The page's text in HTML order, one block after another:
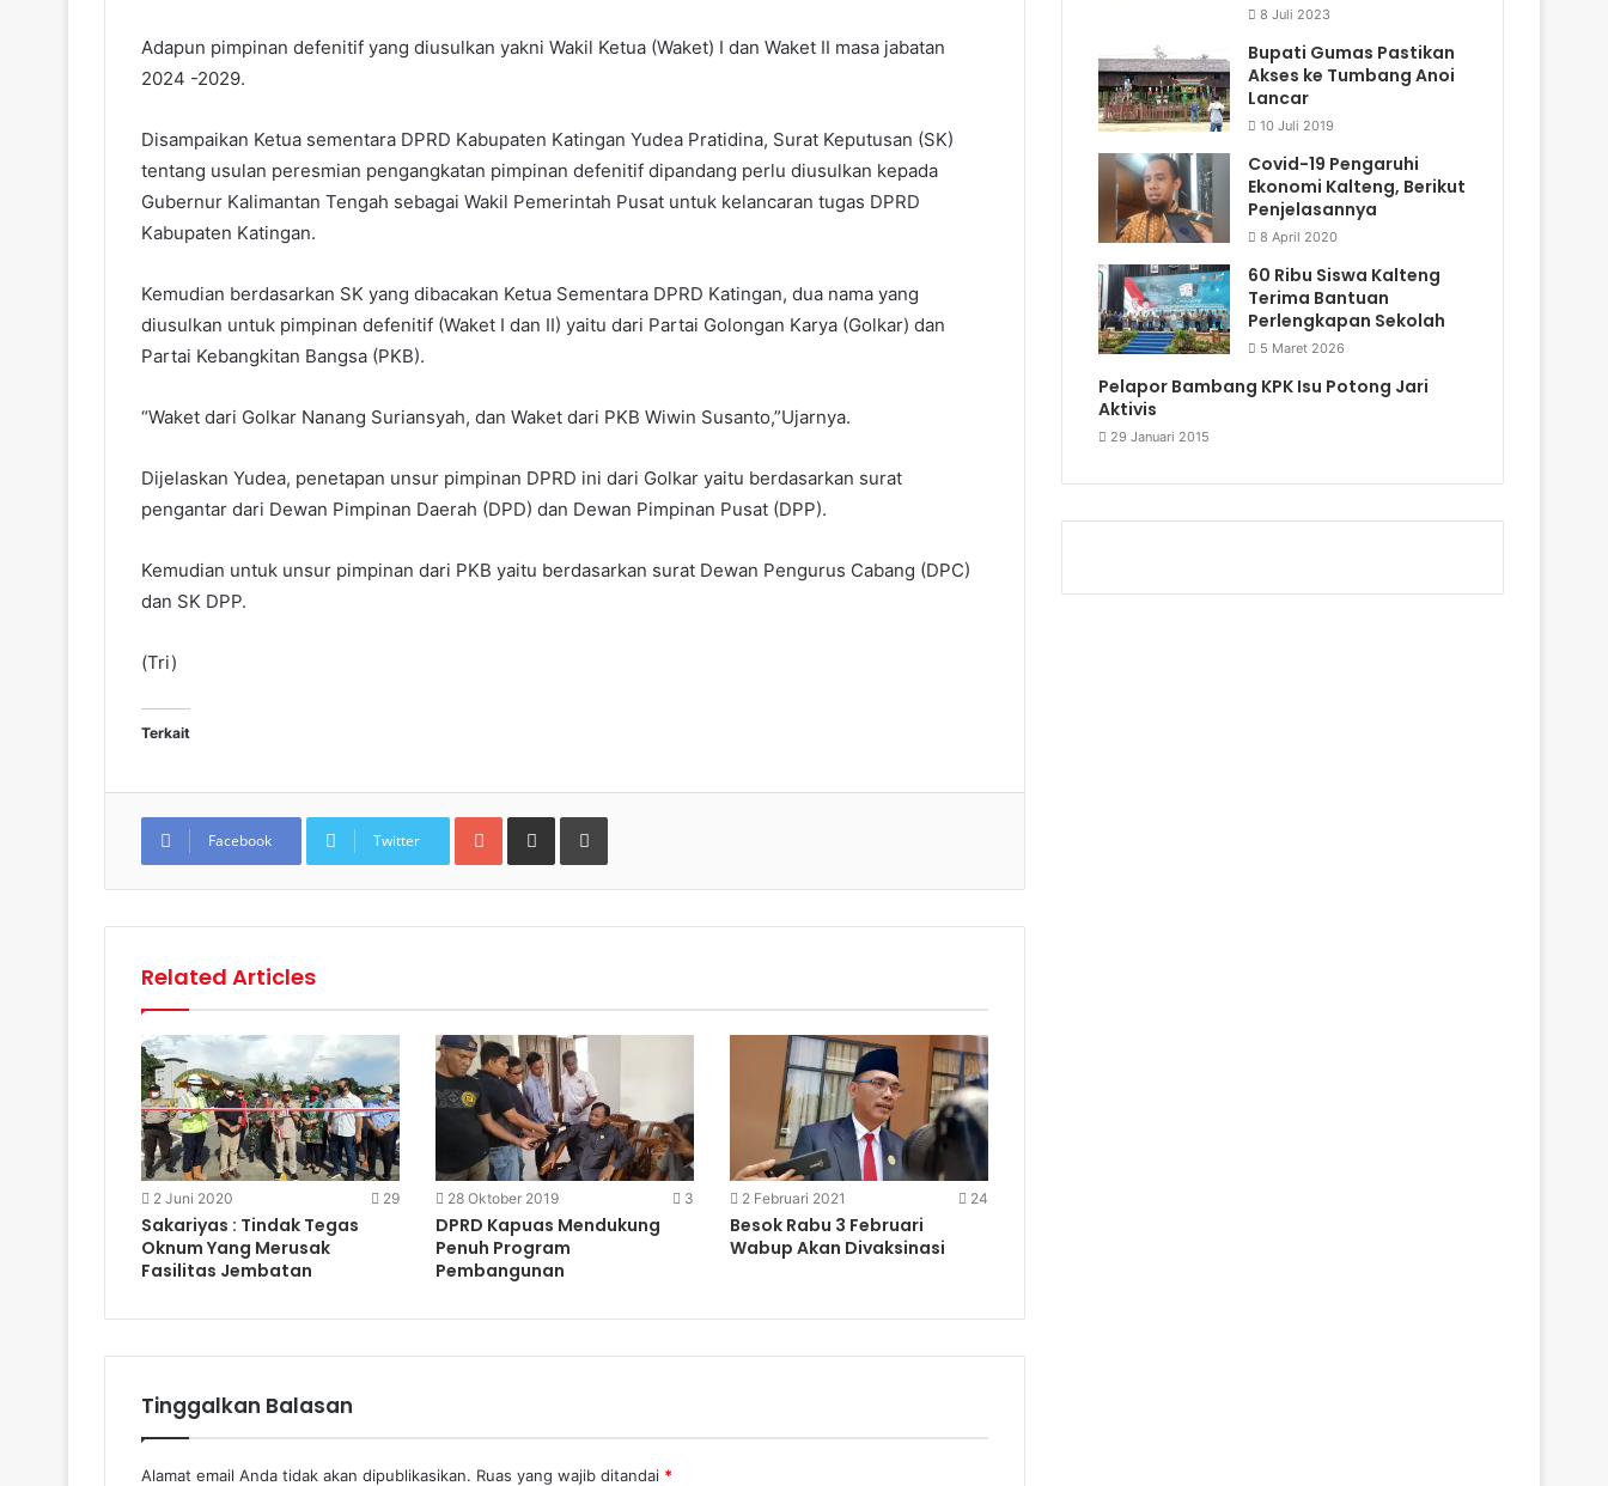
Adapun pimpinan defenitif yang diusulkan yakni Wakil Ketua (Waket) I dan Waket II masa jabatan
2024 -2029.
Disampaikan Ketua sementara DPRD Kabupaten Katingan Yudea Pratidina, Surat Keputusan (SK)
tentang usulan peresmian pengangkatan pimpinan defenitif dipandang perlu diusulkan kepada
Gubernur Kalimantan Tengah sebagai Wakil Pemerintah Pusat untuk kelancaran tugas DPRD
Kabupaten Katingan.
Kemudian berdasarkan SK yang dibacakan Ketua Sementara DPRD Katingan, dua nama yang
diusulkan untuk pimpinan defenitif (Waket I dan II) yaitu dari Partai Golongan Karya (Golkar) dan
Partai Kebangkitan Bangsa (PKB).
“Waket dari Golkar Nanang Suriansyah, dan Waket dari PKB Wiwin Susanto,”Ujarnya.
Dijelaskan Yudea, penetapan unsur pimpinan DPRD ini dari Golkar yaitu berdasarkan surat
pengantar dari Dewan Pimpinan Daerah (DPD) dan Dewan Pimpinan Pusat (DPP).
Kemudian untuk unsur pimpinan dari PKB yaitu berdasarkan surat Dewan Pengurus Cabang (DPC)
dan SK DPP.
(Tri)
Terkait
Facebook Twitter
Google+Share via Email Print
Related Articles
2 Juni 2020 29
Sakariyas : Tindak Tegas
Oknum Yang Merusak
Fasilitas Jembatan
28 Oktober 2019 3
DPRD Kapuas Mendukung
Penuh Program
Pembangunan
2 Februari 2021 24
Besok Rabu 3 Februari
Wabup Akan Divaksinasi
Tinggalkan Balasan
Alamat email Anda tidak akan dipublikasikan. Ruas yang wajib ditandai *
8 Juli 2023
Bupati Gumas Pastikan
Akses ke Tumbang Anoi
Lancar
10 Juli 2019
Covid-19 Pengaruhi
Ekonomi Kalteng, Berikut
Penjelasannya
8 April 2020
60 Ribu Siswa Kalteng
Terima Bantuan
Perlengkapan Sekolah
5 Maret 2026
Pelapor Bambang KPK Isu Potong Jari
Aktivis
29 Januari 2015